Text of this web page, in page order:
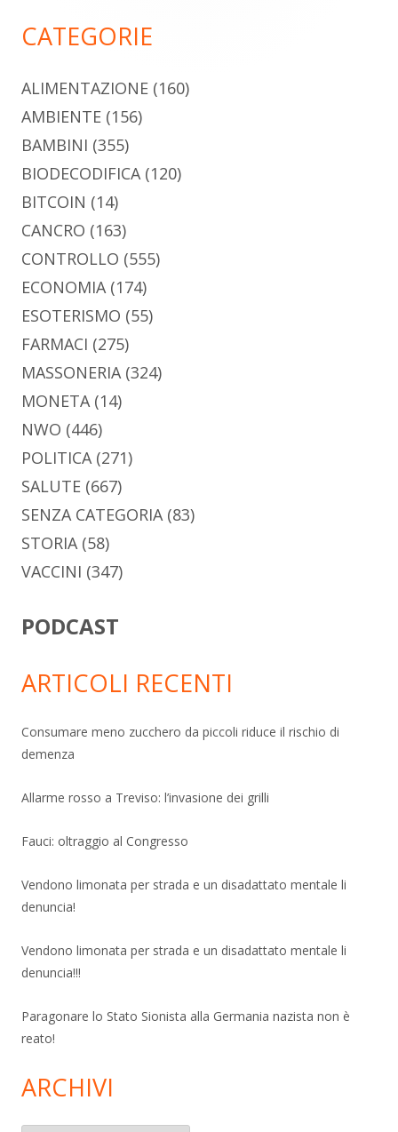
CATEGORIE
ALIMENTAZIONE (160)
AMBIENTE (156)
BAMBINI (355)
BIODECODIFICA(120)
BITCOIN (14)
CANCRO (163)
CONTROLLO (555)
ECONOMIA(174)
ESOTERISMO (55)
FARMACI (275)
MASSONERIA(324)
MONETA(14)
NWO (446)
POLITICA(271)
SALUTE (667)
SENZA CATEGORIA(83)
STORIA(58)
VACCINI (347)
PODCAST
ARTICOLI RECENTI
Consumare meno zucchero da piccoli riduce il rischio di
demenza
Allarme rosso a Treviso: l’invasione dei grilli
Fauci: oltraggio al Congresso
Vendono limonata per strada e un disadattato mentale li
denuncia!
Vendono limonata per strada e un disadattato mentale li
denuncia!!!
Paragonare lo Stato Sionista alla Germania nazista non è
reato!
ARCHIVI